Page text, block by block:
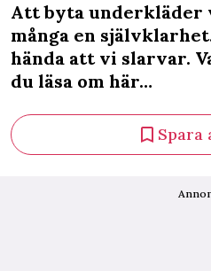
Att byta underkläder
många en
hända att vi slarvar.
du läsa om här…